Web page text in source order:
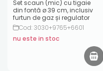
Set scaun (mic) cu tigaie
din fontă ø 39 cm, inclusiv
furtun de gaz și regulator
Cod: 3030+9765+6601
nu este in stoc